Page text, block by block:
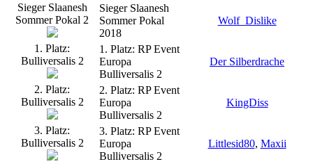
Sieger Slaanesh
Sommer Pokal 2
Sieger Slaanesh
Sommer Pokal
2018
Wolf_Dislike
1. Platz:
Bulliversalis 2
1. Platz: RP Event
Europa
Bulliversalis 2
Der Silberdrache
2. Platz:
Bulliversalis 2
2. Platz: RP Event
Europa
Bulliversalis 2
KingDiss
3. Platz:
Bulliversalis 2
3. Platz: RP Event
Europa
Bulliversalis 2
Littlesid80, Maxii